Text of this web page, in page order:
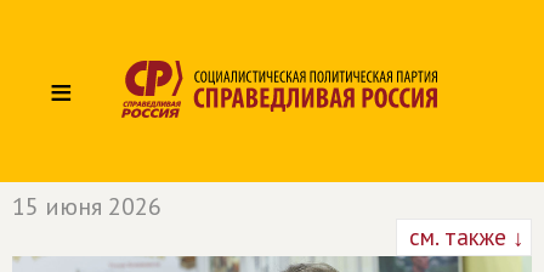
≡
15 июня 2026
см. также ↓